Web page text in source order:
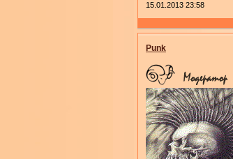
15.01.2013 23:58
Punk